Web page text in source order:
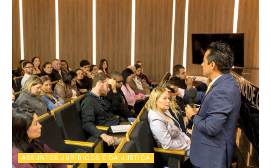
ASSUNTOS JURÍDICOS E DA JUSTIÇA